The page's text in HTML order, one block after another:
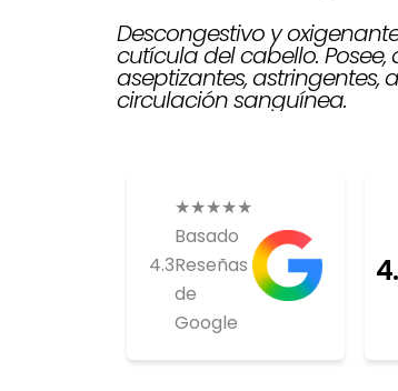
Descongestivo y
cutícula del cabello.
aseptizantes, astringentes,
circulación sanguínea.
4.3
★★★★★
Basado
Reseñas
de
Google